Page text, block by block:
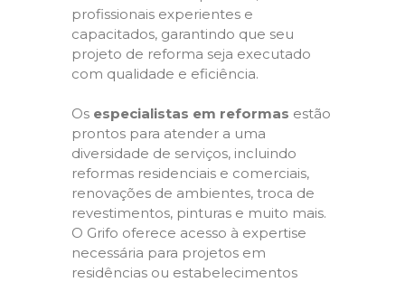
profissionais experientes e
capacitados, garantindo que seu
projeto de reforma seja executado
com qualidade e eficiência.
Os especialistas em reformas estão
prontos para atender a uma
diversidade de serviços, incluindo
reformas residenciais e comerciais,
renovações de ambientes, troca de
revestimentos, pinturas e muito mais.
O Grifo oferece acesso à expertise
necessária para projetos em
residências ou estabelecimentos